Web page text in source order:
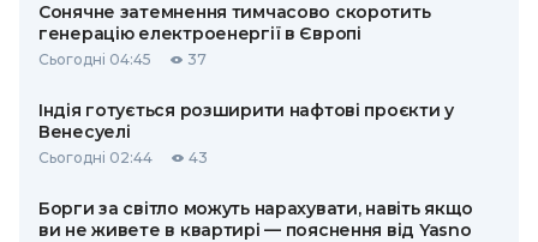
Сонячне затемнення тимчасово скоротить
генерацію електроенергії в Європі
Сьогодні 04:45 37
Індія готується розширити нафтові проєкти у
Венесуелі
Сьогодні 02:44 43
Борги за світло можуть нарахувати, навіть якщо
ви не живете в квартирі — пояснення від Yasno